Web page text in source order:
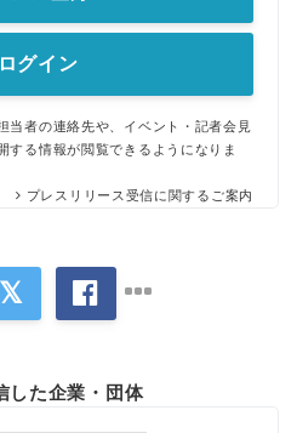
ログイン
当者の連絡先や、イベント・記者会見
する情報が閲覧できるようになりま
プレスリリース受信に関するご案内
した企業・団体